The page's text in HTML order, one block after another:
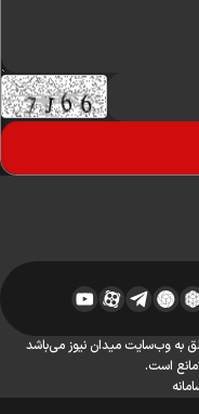
وب‌سایت میدان نیوز می‌باشد
است.